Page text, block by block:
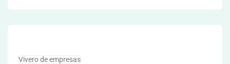
Vivero de empresas